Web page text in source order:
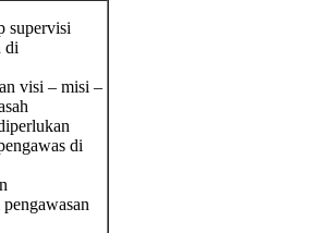
supervisi
di
visi – misi –
di